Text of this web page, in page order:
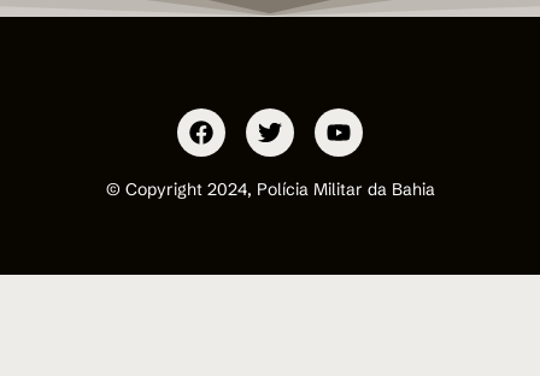
© Copyright 2024, Polícia Militar da Bahia